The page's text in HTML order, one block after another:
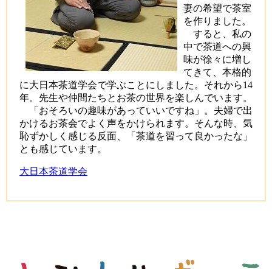
妻の希望で茶室
を作りました。
すると、私の
中で茶道への興
味が徐々に増し
てきて、本格的
に大日本茶道学会で学ぶことにしました。それから14
年。先生や仲間たちとお茶の世界を楽しんでいます。
「おそろいの趣味があっていいですね」。夫婦で出
かけるお茶会でよく声をかけられます。そんな時、気
恥ずかしく感じる反面、「茶道を習って良かったな」
とも感じています。
大日本茶道学会